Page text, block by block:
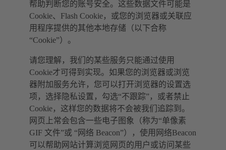
帮助判断您的账号安全。这些数据文件可能是
Cookie、Flash Cookie，或您的浏览器或关联应
用程序提供的其他本地存储（以下合称
“Cookie”）。
请您理解，我们的某些服务只能通过使用
Cookie才可得到实现。如果您的浏览器或浏览
器附加服务允许，您可以打开浏览器的设置选
项，选择隐私设置，勾选“不跟踪”，或者禁止
Cookie，这样您的数据将不会被我们追踪到。
网页上常会包含一些电子图象（称为“单像素
GIF 文件”或 “网络 Beacon”），使用网络Beacon
可以帮助网站计算浏览网页的用户或访问某些